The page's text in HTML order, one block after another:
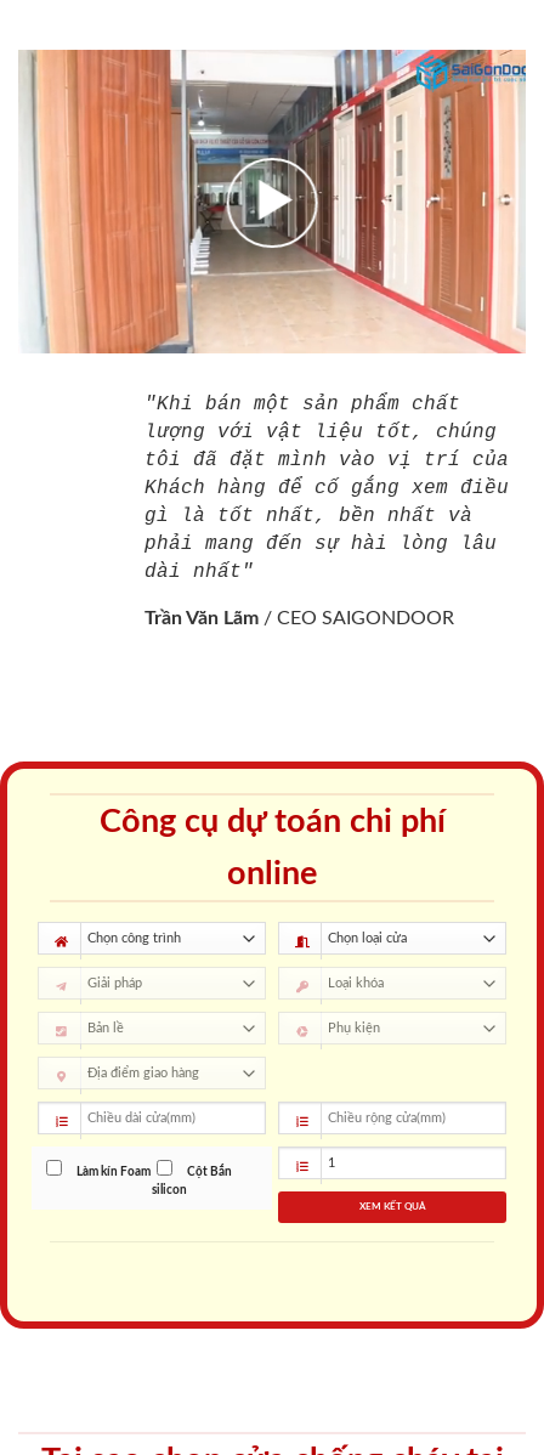
"Khi bán một sản phẩm chất
lượng với vật liệu tốt, chúng
tôi đã đặt mình vào vị trí của
Khách hàng để cố gắng xem điều
gì là tốt nhất, bền nhất và
phải mang đến sự hài lòng lâu
dài nhất"
Trần Văn Lãm / CEO SAIGONDOOR
Công cụ dự toán chi phí
online
Làm kín Foam
Cột Bắn
silicon
XEM KẾT QUẢ